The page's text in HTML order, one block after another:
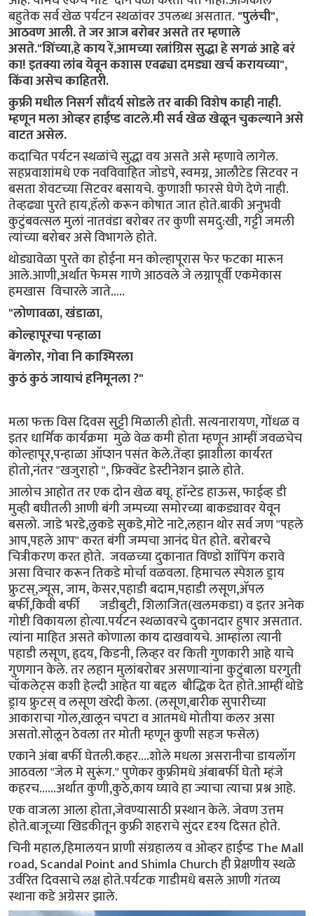
बहुतेक सर्व खेळ पर्यटन स्थळांवर उपलब्ध असतात."पुलंची",
आठवण आली. ते जर आज बरोबर असते तर म्हणाले
असते."शिंच्या,हे काय रें,आमच्या रत्नांग्रिस सुद्धा हे सगळं आहे बरं
का! इतक्या लांब येवून कशास एवढ्या दमड्या खर्च करायच्या",
किंवा असेच काहितरी.
कुफ्री मधील निसर्ग सौंदर्य सोडले तर बाकी विशेष काही नाही.
म्हणून मला ओव्हर हाईप्ड वाटले.मी सर्व खेळ खेळून चुकल्याने असे
वाटत असेल.
कदाचित पर्यटन स्थळांचे सुद्धा वय असते असे म्हणावे लागेल.
सहप्रवाशांमधे एक नवविवाहित जोडपे, स्वमग्न, आलौटेड सिटवर न
बसता शेवटच्या सिटवर बसायचे. कुणाशी फारसे घेणे देणे नाही.
तेव्हढ्या पुरते हाय,हॅलो करून कोषात जात होते.बाकी अनुभवी
कुटुंबवत्सल मुलां नातवंडा बरोबर तर कुणी समदु:खी, गट्टी जमली
त्यांच्या बरोबर असे विभागले होते.
थोड्यावेळा पुरते का होईना मन कोल्हापूरास फेर फटका मारून
आले.आणी,अर्थात फेमस गाणे आठवले जे लग्नापूर्वी एकमेकास
हमखास विचारले जाते.....
"लोणावळा, खंडाळा,
कोल्हापूरचा पन्हाळा
बेंगलोर, गोवा नि काश्मिरला
कुठं कुठं जायाचं हनिमूनला ?"
मला फक्त विस दिवस सुट्टी मिळाली होती. सत्यनारायण, गोंधळ व
इतर धार्मिक कार्यक्रमा मुळे वेळ कमी होता म्हणून आम्हीं जवळचेच
कोल्हापूर,पन्हाळा ऑप्शन पसंत केले.तेंव्हा झाशीला कार्यरत
होतो,नंतर "खजुराहो ", फ्रिक्वेंट डेस्टीनेशन झाले होते.
आलोच आहोत तर एक दोन खेळ बघू. हाॅन्टेड हाऊस, फाईव्ह डी
मुव्ही बघीतली आणी बंगी जम्पच्या समोरच्या बाकड्यावर येवून
बसलो. जाडे भरडे,लुकडे सुकडे,मोटे नाटे,लहान थोर सर्व जण "पहले
आप,पहले आप" करत बंगी जम्पचा आनंद घेत होते. बरोबरचे
चित्रीकरण करत होते. जवळच्या दुकानात विंण्डो शाॅपिंग करावे
असा विचार करून तिकडे मोर्चा वळवला. हिमाचल स्पेशल ड्राय
फ्रुटस्,ज्यूस, जाम, केसर,पहाडी बदाम,पहाडी लसूण,ॲपल
बर्फी,किवी बर्फी जडीबुटी, शिलाजित(खलमकडा) व इतर अनेक
गोष्टी विकायला होत्या.पर्यटन स्थळावरचे दुकानदार हुषार असतात.
त्यांना माहित असते कोणाला काय दाखवायचे. आम्हांला त्यानी
पहाडी लसूण, हृदय, किडनी, लिव्हर वर किती गुणकारी आहे याचे
गुणगान केले. तर लहान मुलांबरोबर असणाऱ्यांना कुटुंबाला घरगुती
चॉकलेट्स कशी हेल्दी आहेत या बद्दल बौद्धिक देत होते.आम्हीं थोडे
ड्राय फ्रुटस् व लसूण खरेदी केला. (लसूण,बारीक सुपारीच्या
आकाराचा गोल,खालून चपटा व आतमधे मोतीया कलर असा
असतो.सोलून ठेवला तर मोती म्हणून कुणी सहज फसेल)
एकाने अंबा बर्फी घेतली.कहर....शोले मधला असरानीचा डायलॉग
आठवला "जेल मे सुरूंग." पुणेकर कुफ्रीमधे अंबाबर्फी घेतो म्हंजे
कहरच......अर्थात कुणी,कुठे,काय घ्यावे हा ज्याचा त्याचा प्रश्न आहे.
एक वाजला आला होता,जेवण्यासाठी प्रस्थान केले. जेवण उत्तम
होते.बाजूच्या खिडकीतून कुफ्री शहराचे सुंदर दृश्य दिसत होते.
चिनी महाल,हिमालयन प्राणी संग्रहालय व ओव्हर हाईप्ड The Mall
road, Scandal Point and Shimla Church ही प्रेक्षणीय स्थळे
उर्वरित दिवसाचे लक्ष होते.पर्यटक गाडीमधे बसले आणी गंतव्य
स्थाना कडे अग्रेसर झाले.